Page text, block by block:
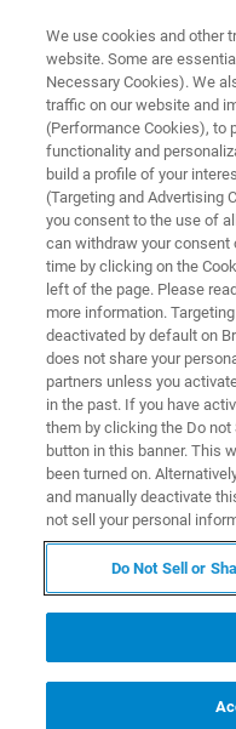
ナノメカニカル試験 ウェビナー
ナノインデ
新技術トレ
第1部は、初めて触れ
定手法全般をご確認さ
ー基礎講座。第2部は
されている方向けにナ
品・トレンドについて
がらご紹介します。
We use cookies and other
website. Some are
Necessary Cookies). We
traffic on our website and
(Performance Cookies), to
functionality and
build a profile of your
(Targeting and Advertising
you consent to the use of
can withdraw your consent
time by clicking on the
left of the page. Please
more information.
deactivated by default on
does not share your
partners unless you
in the past. If you have
them by clicking the Do
button in this banner. This
been turned on.
and manually deactivate
not sell your personal
Do Not Sell or